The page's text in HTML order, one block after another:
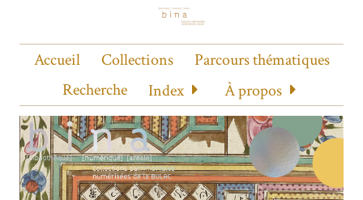
Accueil Collections
Parcours thématiques
Recherche
Index À propos